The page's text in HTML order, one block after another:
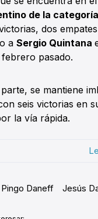
de la
dos
a Sergio Quintana
pasado.
se mantiene
seis victorias en
la vía rápida.
Daneff Jesús